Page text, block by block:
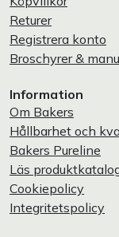
Returer
Registrera konto
Broschyrer &
Information
Om Bakers
Hållbarhet och
Bakers Pureline
Läs
Cookiepolicy
Integritetspolicy